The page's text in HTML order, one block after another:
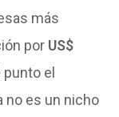
más
por US$
punto el
no es un nicho